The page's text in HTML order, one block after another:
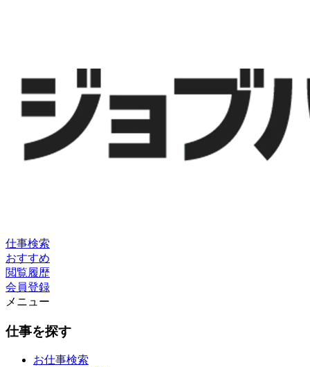
仕事検索
おすすめ
閲覧履歴
会員登録
メニュー
仕事を探す
お仕事検索